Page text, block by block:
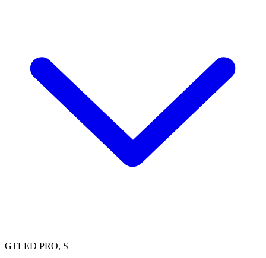
GTLED PRO, S